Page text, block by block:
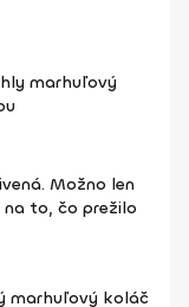
marhuľový
Možno len
to, čo prežilo
marhuľový koláč